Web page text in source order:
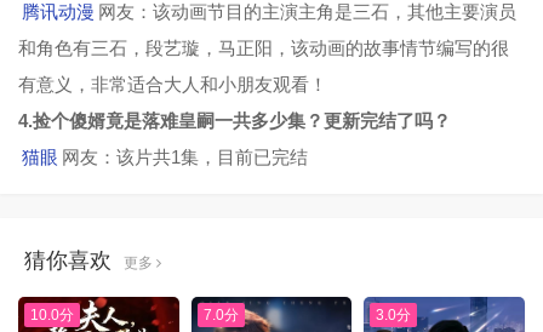
腾讯动漫 网友：该动画节目的主演主角是三石，其他主要演员
和角色有三石，段艺璇，马正阳，该动画的故事情节编写的很
有意义，非常适合大人和小朋友观看！
4.捡个傻婿竟是落难皇嗣一共多少集？更新完结了吗？
猫眼 网友：该片共1集，目前已完结
猜你喜欢 更多
10.0分 7.0分 3.0分